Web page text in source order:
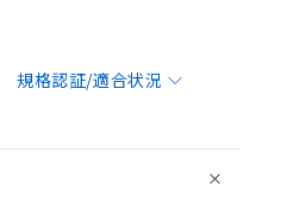
規格認証/適合状況